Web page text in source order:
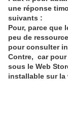
une réponse
suivants :
Pour, parce que
peu de
pour consulter
Contre, car
sous le Web
installable sur la